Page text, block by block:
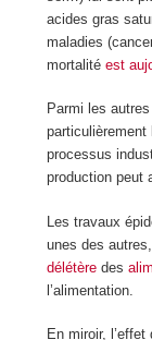
acides gras
maladies
mortalitéest
Parmi les
particulièrement
processus
production peut
Les travaux
unes des
délétère des
l’alimentation.
En miroir,